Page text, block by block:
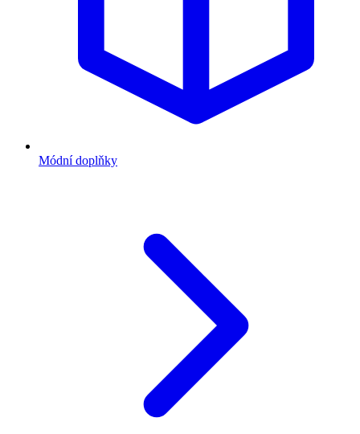
Módní doplňky